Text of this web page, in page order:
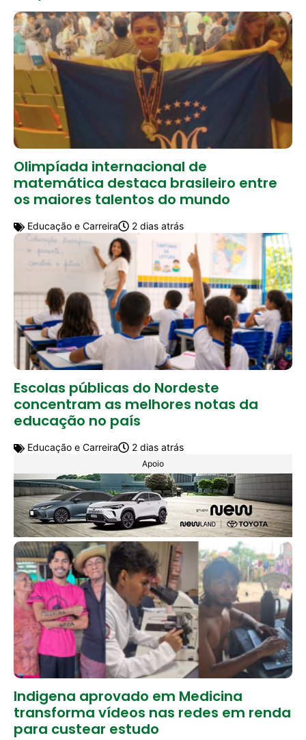
Olimpíada internacional de
matemática destaca brasileiro entre
os maiores talentos do mundo
Educação e Carreira 2 dias atrás
Escolas públicas do Nordeste
concentram as melhores notas da
educação no país
Educação e Carreira 2 dias atrás
Apoio
Indigena aprovado em Medicina
transforma vídeos nas redes em renda
para custear estudo